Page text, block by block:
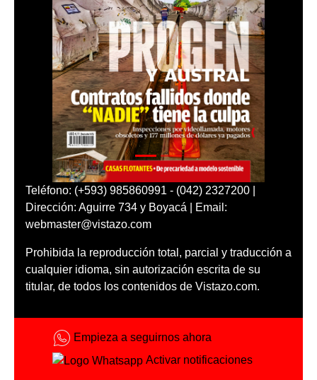
Teléfono: (+593) 985860991 - (042) 2327200 |
Dirección: Aguirre 734 y Boyacá | Email:
webmaster@vistazo.com
Prohibida la reproducción total, parcial y traducción a
cualquier idioma, sin autorización escrita de su
titular, de todos los contenidos de Vistazo.com.
Empieza a seguirnos ahora
Activar notificaciones